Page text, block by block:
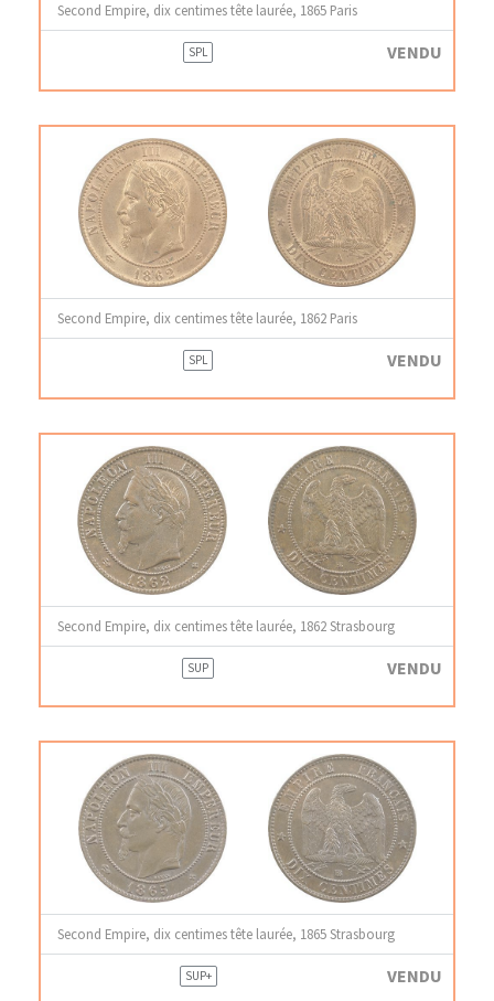
Second Empire, dix centimes tête laurée, 1865 Paris
SPL VENDU
Second Empire, dix centimes tête laurée, 1862 Paris
SPL VENDU
Second Empire, dix centimes tête laurée, 1862 Strasbourg
SUP VENDU
Second Empire, dix centimes tête laurée, 1865 Strasbourg
SUP+ VENDU